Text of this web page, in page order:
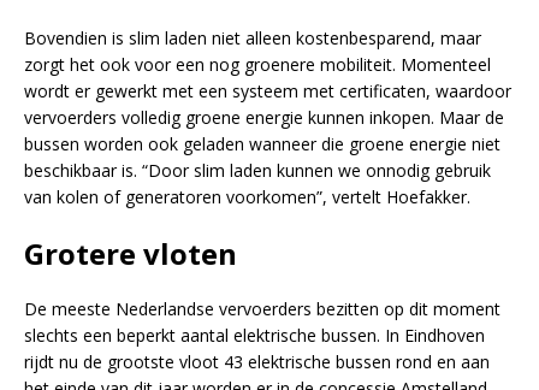
Bovendien is slim laden niet alleen kostenbesparend, maar
zorgt het ook voor een nog groenere mobiliteit. Momenteel
wordt er gewerkt met een systeem met certificaten, waardoor
vervoerders volledig groene energie kunnen inkopen. Maar de
bussen worden ook geladen wanneer die groene energie niet
beschikbaar is. “Door slim laden kunnen we onnodig gebruik
van kolen of generatoren voorkomen”, vertelt Hoefakker.
Grotere vloten
De meeste Nederlandse vervoerders bezitten op dit moment
slechts een beperkt aantal elektrische bussen. In Eindhoven
rijdt nu de grootste vloot 43 elektrische bussen rond en aan